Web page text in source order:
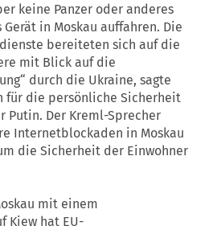
keine Panzer oder anderes
in Moskau auffahren. Die
bereiteten sich auf die
mit Blick auf die
durch die Ukraine, sagte
für die persönliche Sicherheit
Putin. Der Kreml-Sprecher
Internetblockaden in Moskau
die Sicherheit der Einwohner
mit einem
Kiew hat EU-